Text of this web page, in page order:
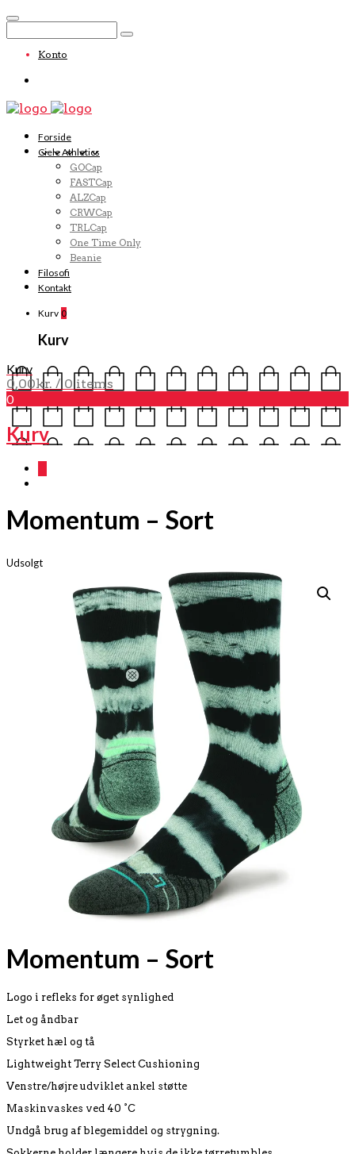
Konto
Forside
Ciele Athletics
GOCap
FASTCap
ALZCap
CRWCap
TRLCap
One Time Only
Beanie
Filosofi
Kontakt
Kurv 0
Kurv
Kurv
0,00kr. / 0 items
0
Kurv
Momentum – Sort
Udsolgt
Momentum – Sort
Logo i refleks for øget synlighed
Let og åndbar
Styrket hæl og tå
Lightweight Terry Select Cushioning
Venstre/højre udviklet ankel støtte
Maskinvaskes ved 40 °C
Undgå brug af blegemiddel og strygning.